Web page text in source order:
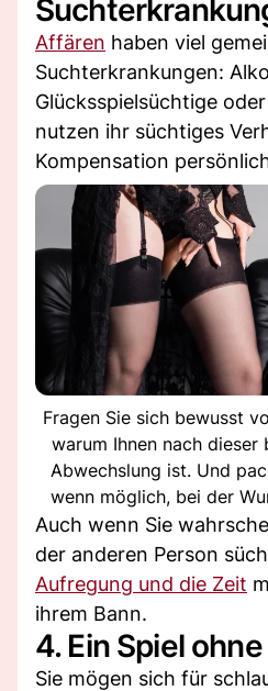
Affären haben viel
Suchterkrankungen:
Glücksspielsüchtige
nutzen ihr süchtiges
Kompensation
Fragen Sie sich bewusst
warum Ihnen nach dieser
Abwechslung ist. Und
wenn möglich, bei der
Auch wenn Sie
der anderen Person
Aufregung und die Zeit
ihrem Bann.
4. Ein Spiel
Sie mögen sich für